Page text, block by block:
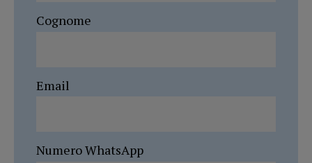
Cognome
Email
Numero WhatsApp